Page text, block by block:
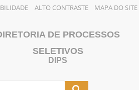
ALTO CONTRASTE MAPA DO SITE
DE PROCESSOS
SELETIVOS
DIPS